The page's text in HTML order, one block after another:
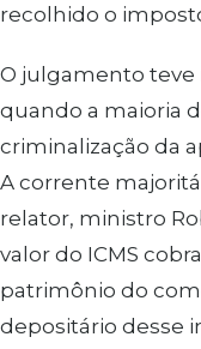
recolhido o
O julgamento teve
quando a maioria
criminalização da
A corrente
relator, ministro
valor do ICMS
patrimônio do
depositário desse